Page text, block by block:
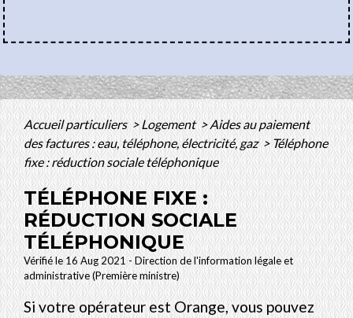
Accueil particuliers>Logement>Aides au paiement
des factures : eau, téléphone, électricité, gaz> Téléphone
fixe : réduction sociale téléphonique
TÉLÉPHONE FIXE :
RÉDUCTION SOCIALE
TÉLÉPHONIQUE
Vérifié le 16 Aug 2021 - Direction de l'information légale et
administrative (Première ministre)
Si votre opérateur est Orange, vous pouvez